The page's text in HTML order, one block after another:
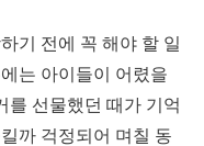
기 전에 꼭 해야 할 일
는 아이들이 어렸을
를 선물했던 때가 기억
까 걱정되어 며칠 동